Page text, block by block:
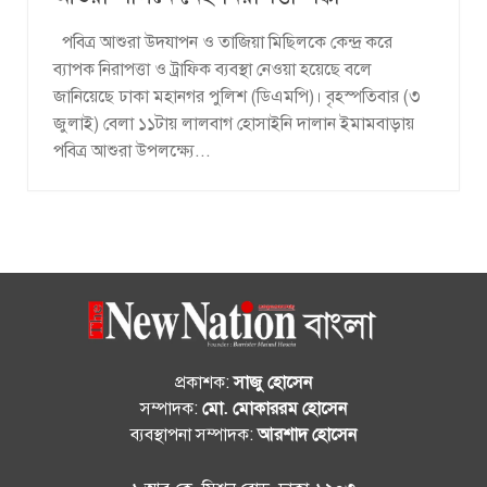
পবিত্র আশুরা উদযাপন ও তাজিয়া মিছিলকে কেন্দ্র করে
ব্যাপক নিরাপত্তা ও ট্রাফিক ব্যবস্থা নেওয়া হয়েছে বলে
জানিয়েছে ঢাকা মহানগর পুলিশ (ডিএমপি)। বৃহস্পতিবার (৩
জুলাই) বেলা ১১টায় লালবাগ হোসাইনি দালান ইমামবাড়ায়
পবিত্র আশুরা উপলক্ষ্যে...
প্রকাশক:সাজু হোসেন
সম্পাদক: মো. মোকাররম হোসেন
ব্যবস্থাপনা সম্পাদক:আরশাদ হোসেন